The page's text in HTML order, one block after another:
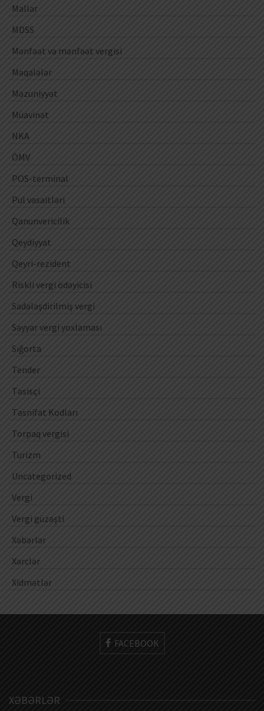
Mallar
MDSS
Mənfəət və mənfəət vergisi
Məqalələr
Məzuniyyət
Müavinət
NKA
ÖMV
POS-terminal
Pul vəsaitləri
Qanunvericilik
Qeydiyyat
Qeyri-rezident
Riskli vergi ödəyicisi
Sadələşdirilmiş vergi
Səyyar vergi yoxlaması
Sığorta
Tender
Təsisçi
Təsnifat Kodları
Torpaq vergisi
Turizm
Uncategorized
Vergi
Vergi güzəşti
Xəbərlər
Xərclər
Xidmətlər
FACEBOOK
XƏBƏRLƏR